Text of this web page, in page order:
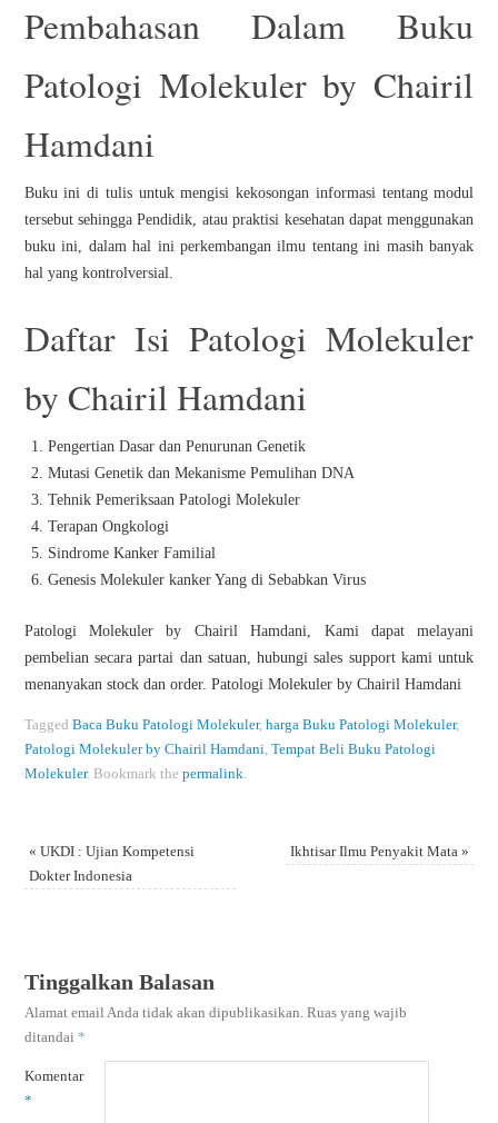
Pembahasan Dalam Buku
Patologi Molekuler by Chairil
Hamdani
Buku ini di tulis untuk mengisi kekosongan informasi tentang modul
tersebut sehingga Pendidik, atau praktisi kesehatan dapat menggunakan
buku ini, dalam hal ini perkembangan ilmu tentang ini masih banyak
hal yang kontrolversial.
Daftar Isi Patologi Molekuler
by Chairil Hamdani
Pengertian Dasar dan Penurunan Genetik
Mutasi Genetik dan Mekanisme Pemulihan DNA
Tehnik Pemeriksaan Patologi Molekuler
Terapan Ongkologi
Sindrome Kanker Familial
Genesis Molekuler kanker Yang di Sebabkan Virus
Patologi Molekuler by Chairil Hamdani, Kami dapat melayani
pembelian secara partai dan satuan, hubungi sales support kami untuk
menanyakan stock dan order. Patologi Molekuler by Chairil Hamdani
Tagged Baca Buku Patologi Molekuler, harga Buku Patologi Molekuler,
Patologi Molekuler by Chairil Hamdani, Tempat Beli Buku Patologi
Molekuler. Bookmark the permalink.
« UKDI : Ujian Kompetensi
Dokter Indonesia
Ikhtisar Ilmu Penyakit Mata»
Tinggalkan Balasan
Alamat email Anda tidak akan dipublikasikan. Ruas yang wajib
ditandai *
Komentar
*